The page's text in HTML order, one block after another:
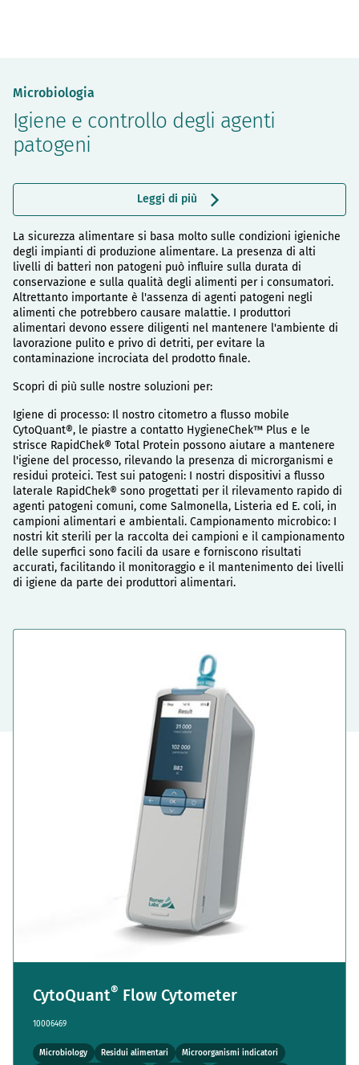
Microbiologia
Igiene e controllo degli agenti
patogeni
Leggi di più
La sicurezza alimentare si basa molto sulle condizioni igieniche
degli impianti di produzione alimentare. La presenza di alti
livelli di batteri non patogeni può influire sulla durata di
conservazione e sulla qualità degli alimenti per i consumatori.
Altrettanto importante è l'assenza di agenti patogeni negli
alimenti che potrebbero causare malattie. I produttori
alimentari devono essere diligenti nel mantenere l'ambiente di
lavorazione pulito e privo di detriti, per evitare la
contaminazione incrociata del prodotto finale.
Scopri di più sulle nostre soluzioni per:
Igiene di processo: Il nostro citometro a flusso mobile
CytoQuant®, le piastre a contatto HygieneChek™ Plus e le
strisce RapidChek® Total Protein possono aiutare a mantenere
l'igiene del processo, rilevando la presenza di microrganismi e
residui proteici. Test sui patogeni: I nostri dispositivi a flusso
laterale RapidChek® sono progettati per il rilevamento rapido di
agenti patogeni comuni, come Salmonella, Listeria ed E. coli, in
campioni alimentari e ambientali. Campionamento microbico: I
nostri kit sterili per la raccolta dei campioni e il campionamento
delle superfici sono facili da usare e forniscono risultati
accurati, facilitando il monitoraggio e il mantenimento dei livelli
di igiene da parte dei produttori alimentari.
CytoQuant® Flow Cytometer
10006469
Microbiology Residui alimentari
Microorganismi indicatori